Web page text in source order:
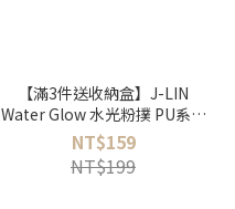
【滿3件送收納盒】J-LIN
Water Glow 水光粉撲 PU系列
(2入/包) ＿五種尺寸可挑選
NT$159
NT$199